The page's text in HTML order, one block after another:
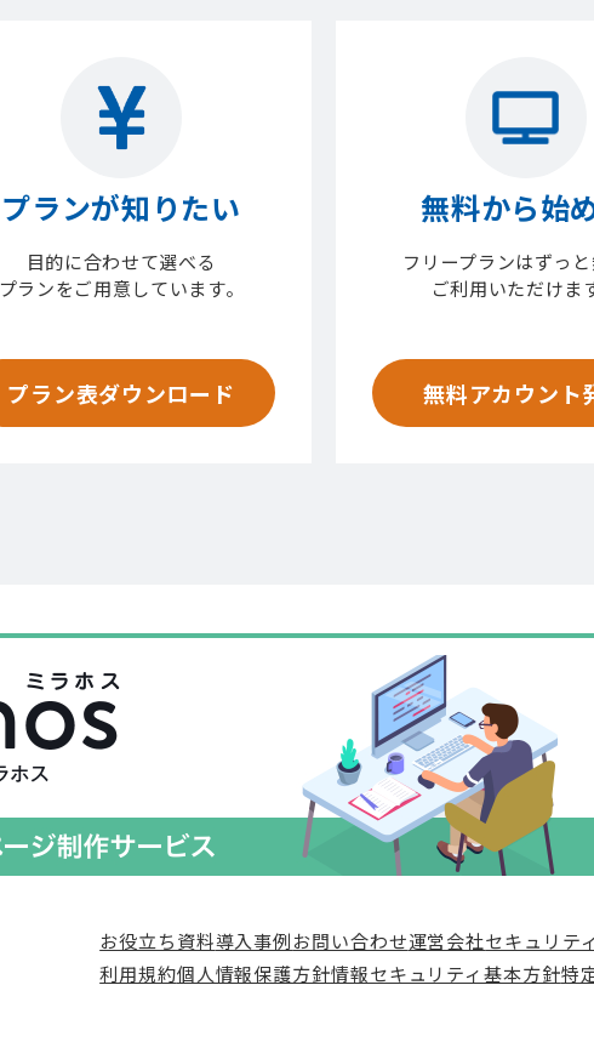
プランが知りたい
目的に合わせて選べる
プランをご用意しています。
プラン表ダウンロード
無料から始
フリープランはずっ
ご利用いただけま
無料アカウント
お役立ち資料導入事例お問い合わせ運営会社セキュリテ
利用規約個人情報保護方針情報セキュリティ基本方針特